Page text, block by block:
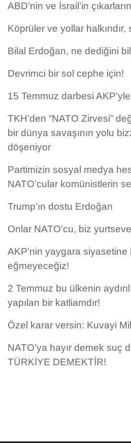
ABD’nin ve İsrail’in
Köprüler ve yollar halkındır,
Bilal Erdoğan, ne dediğini
Devrimci bir sol cephe için!
15 Temmuz darbesi
TKH’den “NATO Zirvesi”
bir dünya savaşının yolu
döşeniyor
Partimizin sosyal medya
NATO’cular komünistlerin
Trump’ın dostu Erdoğan
Onlar NATO’cu, biz
AKP’nin yaygara siyasetine
eğmeyeceğiz!
2 Temmuz bu ülkenin
yapılan bir katliamdır!
Özel karar versin: Kuvayi
NATO’ya hayır demek suç
TÜRKİYE DEMEKTİR!